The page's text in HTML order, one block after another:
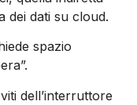
dei dati su cloud.
spazio
dell’interruttore